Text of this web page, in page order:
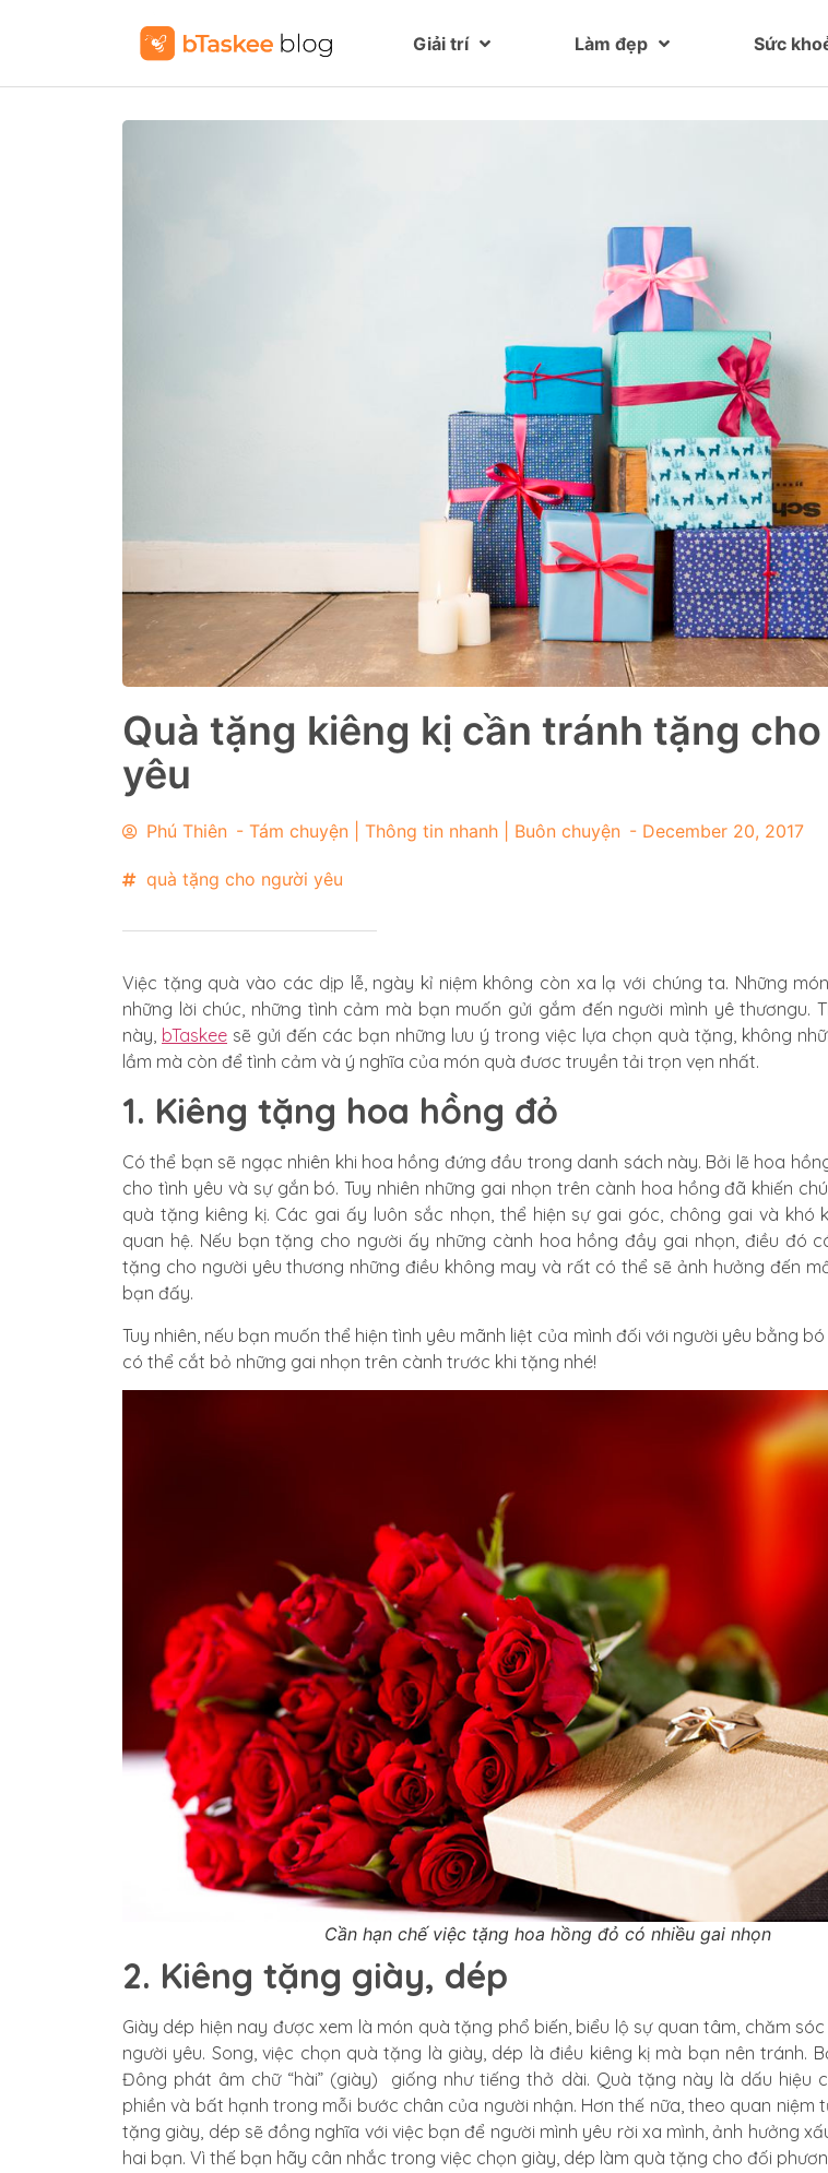
Giải trí Làm đẹp Sức
Quà tặng kiêng kị cần tránh tặng
yêu
Phú Thiên - Tám chuyện | Thông tin nhanh | Buôn chuyện - December 20, 2017
quà tặng cho người yêu
Việc tặng quà vào các dịp lễ, ngày kỉ niệm không còn xa lạ với chúng ta. Những
những lời chúc, những tình cảm mà bạn muốn gửi gắm đến người mình yê thươngu.
này, bTaskee sẽ gửi đến các bạn những lưu ý trong việc lựa chọn quà tặng, không
lầm mà còn để tình cảm và ý nghĩa của món quà đươc truyền tải trọn vẹn nhất.
1. Kiêng tặng hoa hồng đỏ
Có thể bạn sẽ ngạc nhiên khi hoa hồng đứng đầu trong danh sách này. Bởi lẽ hoa
cho tình yêu và sự gắn bó. Tuy nhiên những gai nhọn trên cành hoa hồng đã khiến
quà tặng kiêng kị. Các gai ấy luôn sắc nhọn, thể hiện sự gai góc, chông gai và khó
quan hệ. Nếu bạn tặng cho người ấy những cành hoa hồng đầy gai nhọn, điều đó
tặng cho người yêu thương những điều không may và rất có thể sẽ ảnh hưởng đến
bạn đấy.
Tuy nhiên, nếu bạn muốn thể hiện tình yêu mãnh liệt của mình đối với người yêu bằng
có thể cắt bỏ những gai nhọn trên cành trước khi tặng nhé!
Cần hạn chế việc tặng hoa hồng đỏ có nhiều gai nhọn
2. Kiêng tặng giày, dép
Giày dép hiện nay được xem là món quà tặng phổ biến, biểu lộ sự quan tâm, chăm
người yêu. Song, việc chọn quà tặng là giày, dép là điều kiêng kị mà bạn nên tránh.
Đông phát âm chữ “hài” (giày) giống như tiếng thở dài. Quà tặng này là dấu hiệu
phiền và bất hạnh trong mỗi bước chân của người nhận. Hơn thế nữa, theo quan niệm
tặng giày, dép sẽ đồng nghĩa với việc bạn để người mình yêu rời xa mình, ảnh hưởng
hai bạn. Vì thế bạn hãy cân nhắc trong việc chọn giày, dép làm quà tặng cho đối